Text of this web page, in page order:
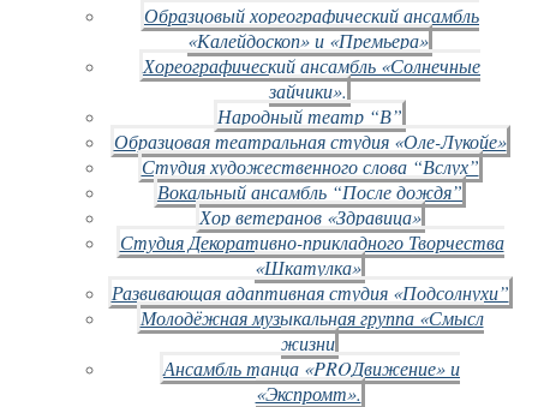
Образцовый хореографический ансамбль
«Калейдоскоп» и «Премьера»
Хореографический ансамбль «Солнечные
зайчики».
Народный театр “В”
Образцовая театральная студия «Оле-Лукойе»
Студия художественного слова “Вслух”
Вокальный ансамбль “После дождя”
Хор ветеранов «Здравица»
Студия Декоративно-прикладного Творчества
«Шкатулка»
Развивающая адаптивная студия «Подсолнухи”
Молодёжная музыкальная группа «Смысл
жизни
Ансамбль танца «PROДвижение» и
«Экспромт».